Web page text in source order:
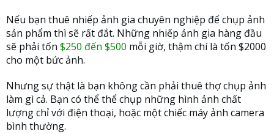
Nếu bạn thuê nhiếp ảnh gia chuyên nghiệp để chụp ảnh
sản phẩm thì sẽ rất đắt. Những nhiếp ảnh gia hàng đầu
sẽ phải tốn $250 đến $500 mỗi giờ, thậm chí là tốn $2000
cho một bức ảnh.
Nhưng sự thật là bạn không cần phải thuê thợ chụp ảnh
làm gì cả. Bạn có thể thể chụp những hình ảnh chất
lượng chỉ với điện thoại, hoặc một chiếc máy ảnh camera
bình thường.